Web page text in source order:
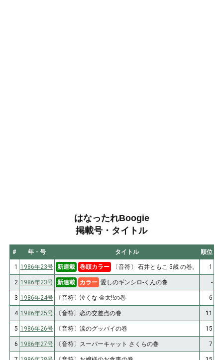
はなったれBoogie
掲載号・タイトル
# 年・号 タイトル 順位
1 1986年23号 新連載 巻頭カラー 〔音符〕 石井ともこ 5歳 の巻。 1
2 1986年23号 新連載 カラー 愛しのギンシロ-くんの巻 -
3 1986年24号 〔音符〕泣くな 金太!!の巻 6
4 1986年25号 〔音符〕恋の交差点の巻 11
5 1986年26号 〔音符〕涙のグッバイの巻 15
6 1986年27号 〔音符〕スーパーキャット さくらの巻 7